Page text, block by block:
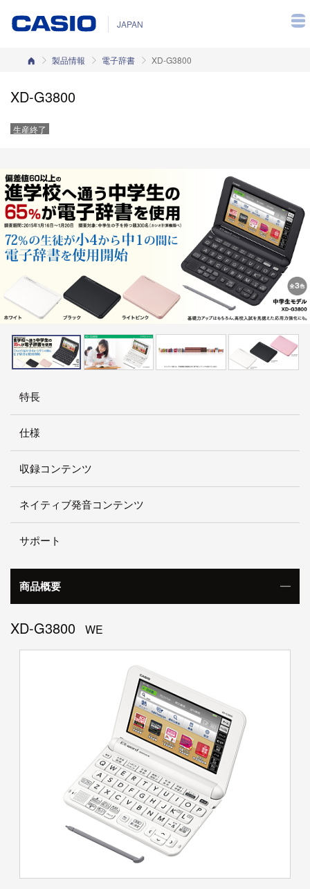
JAPAN
カシオホーム
製品情報 電子辞書 XD-G3800
XD-G3800
生産終了
特長
仕様
収録コンテンツ
ネイティブ発音コンテンツ
サポート
商品概要
XD-G3800 WE